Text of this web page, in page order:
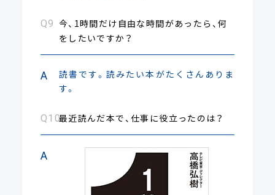
今、1時間だけ自由な時間があったら、何
をしたいですか？
読書です。読みたい本がたくさんありま
す。
最近読んだ本で、仕事に役立ったのは？